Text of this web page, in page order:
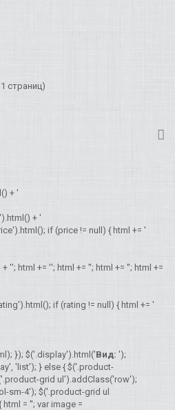
страниц)
+ '
+ '
if (price != null) { html += '
'; html += '
+ ' '; html += ''; html += ''; html +=
if (rating != null) { html += '
}); $('.display').html('Вид: ');
'list'); } else { $('.product-
grid ul').addClass('row');
sm-4'); $('.product-grid ul
= ''; var image =